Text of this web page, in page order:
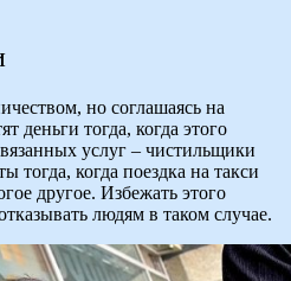
но соглашаясь на
деньги тогда, когда этого
услуг – чистильщики
тогда, когда поездка на такси
другое. Избежать этого
людям в таком случае.